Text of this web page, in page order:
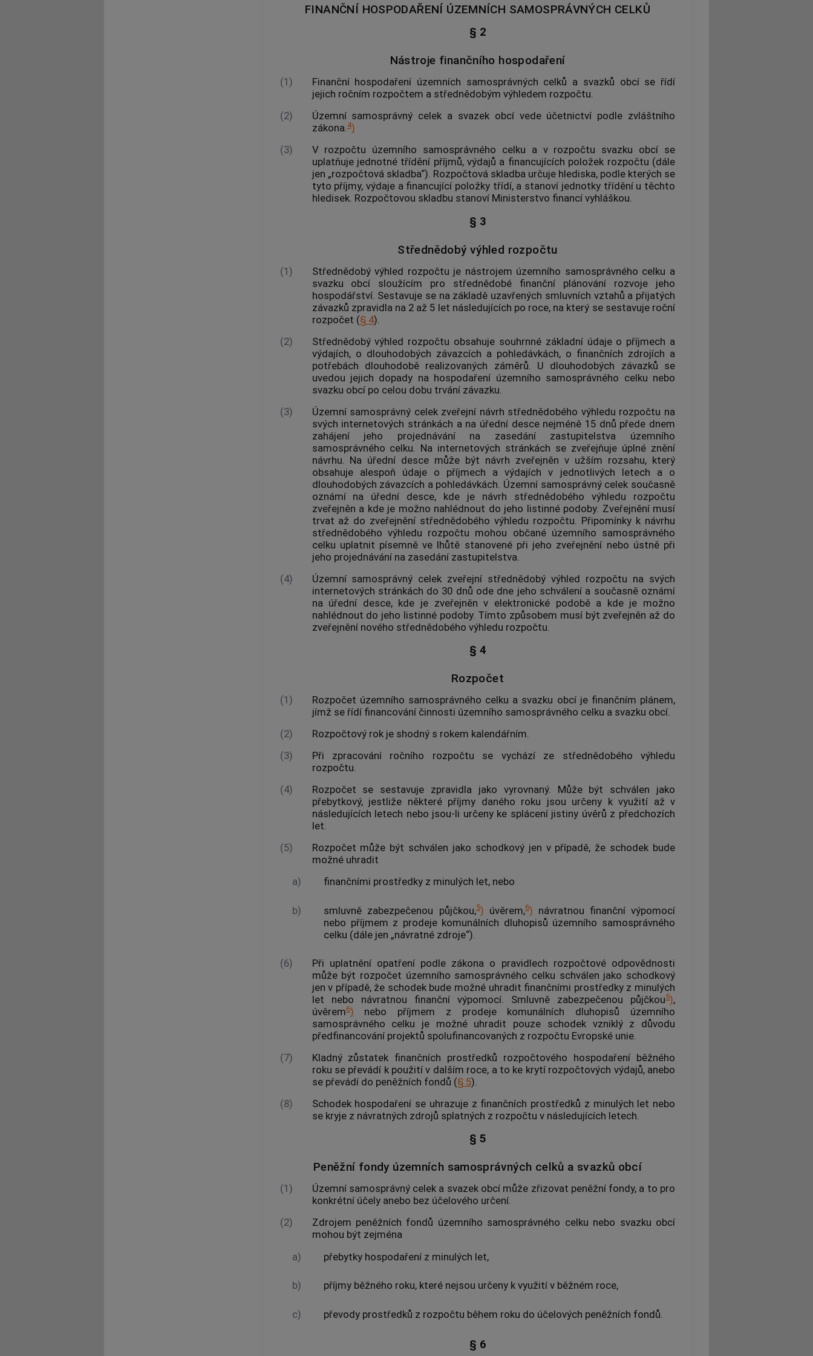
FINANČNÍ HOSPODAŘENÍ ÚZEMNÍCH SAMOSPRÁVNÝCH CELKŮ
§ 2
Nástroje finančního hospodaření
(1) Finanční hospodaření územních samosprávných celků a svazků obcíse řídí
jejich ročním rozpočtem a střednědobým výhledem rozpočtu.
(2)
Územní samosprávný celek a svazek obcívede účetnictví podle zvláštního
zákona.4)
(3)
V rozpočtu územního samosprávného celku a v rozpočtu svazku obcí se
uplatňuje jednotné třídění příjmů, výdajů a financujících položek rozpočtu (dále
jen „rozpočtová skladba“). Rozpočtová skladba určuje hlediska, podle kterých se
tyto příjmy, výdaje a financující položky třídí, a stanoví jednotky třídění u těchto
hledisek. Rozpočtovou skladbu stanoví Ministerstvo financí vyhláškou.
§ 3
Střednědobý výhled rozpočtu
(1)
Střednědobý výhled rozpočtu je nástrojem územního samosprávného celku a
svazku obcí sloužícím pro střednědobé finanční plánování rozvoje jeho
hospodářství. Sestavuje se na základě uzavřených smluvních vztahů a přijatých
závazků zpravidla na 2 až 5 let následujících po roce, na který se sestavuje roční
rozpočet (§ 4).
(2)
Střednědobý výhled rozpočtu obsahuje souhrnné základní údaje o příjmech a
výdajích, o dlouhodobých závazcích a pohledávkách, o finančních zdrojích a
potřebách dlouhodobě realizovaných záměrů. U dlouhodobých závazků se
uvedou jejich dopady na hospodaření územního samosprávného celku nebo
svazku obcípo celou dobu trvání závazku.
(3)
Územní samosprávný celek zveřejní návrh střednědobého výhledu rozpočtu na
svých internetových stránkách a na úřední desce nejméně 15 dnů přede dnem
zahájení jeho projednávání na zasedání zastupitelstva územního
samosprávného celku. Na internetových stránkách se zveřejňuje úplné znění
návrhu. Na úřední desce může být návrh zveřejněn v užším rozsahu, který
obsahuje alespoň údaje o příjmech a výdajích v jednotlivých letech a o
dlouhodobých závazcích a pohledávkách. Územní samosprávný celek současně
oznámí na úřední desce, kde je návrh střednědobého výhledu rozpočtu
zveřejněn a kde je možno nahlédnout do jeho listinné podoby. Zveřejnění musí
trvat až do zveřejnění střednědobého výhledu rozpočtu. Připomínky k návrhu
střednědobého výhledu rozpočtu mohou občané územního samosprávného
celku uplatnit písemně ve lhůtě stanovené při jeho zveřejnění nebo ústně při
jeho projednávání na zasedání zastupitelstva.
(4)
Územní samosprávný celek zveřejní střednědobý výhled rozpočtu na svých
internetových stránkách do 30 dnů ode dne jeho schválení a současně oznámí
na úřední desce, kde je zveřejněn v elektronické podobě a kde je možno
nahlédnout do jeho listinné podoby. Tímto způsobem musí být zveřejněn až do
zveřejnění nového střednědobého výhledu rozpočtu.
§ 4
Rozpočet
(1) Rozpočet územního samosprávného celku a svazku obcíje finančním plánem,
jímž se řídí financování činnosti územního samosprávného celku a svazku obcí.
(2)
Rozpočtový rok je shodný s rokem kalendářním.
(3)
Při zpracování ročního rozpočtu se vychází ze střednědobého výhledu
rozpočtu.
(4)
Rozpočet se sestavuje zpravidla jako vyrovnaný. Může být schválen jako
přebytkový, jestliže některé příjmy daného roku jsou určeny k využití až v
následujících letech nebo jsou-li určeny ke splácení jistiny úvěrů z předchozích
let.
(5)
Rozpočet může být schválen jako schodkový jen v případě, že schodek bude
možné uhradit
a)
finančními prostředky z minulých let, nebo
b) smluvně zabezpečenou půjčkou,5) úvěrem,6) návratnou finanční výpomocí
nebo příjmem z prodeje komunálních dluhopisů územního samosprávného
celku (dále jen „návratné zdroje“).
(6)
Při uplatnění opatření podle zákona o pravidlech rozpočtové odpovědnosti
může být rozpočet územního samosprávného celku schválen jako schodkový
jen v případě, že schodek bude možné uhradit finančními prostředky z minulých
let nebo návratnou finanční výpomocí. Smluvně zabezpečenou půjčkou5),
úvěrem6) nebo příjmem z prodeje komunálních dluhopisů územního
samosprávného celku je možné uhradit pouze schodek vzniklý z důvodu
předfinancování projektů spolufinancovaných z rozpočtu Evropské unie.
(7)
Kladný zůstatek finančních prostředků rozpočtového hospodaření běžného
roku se převádí k použití v dalším roce, a to ke krytí rozpočtových výdajů, anebo
se převádí do peněžních fondů (§ 5).
(8)
Schodek hospodaření se uhrazuje z finančních prostředků z minulých let nebo
se kryje z návratných zdrojů splatných z rozpočtu v následujících letech.
§ 5
Peněžní fondy územních samosprávných celků a svazků obcí
(1) Územní samosprávný celek a svazek obcímůže zřizovat peněžní fondy, a to pro
konkrétní účely anebo bez účelového určení.
(2)
Zdrojem peněžních fondů územního samosprávného celku nebo svazku obcí
mohou být zejména
a)
přebytky hospodaření z minulých let,
b) příjmy běžného roku, které nejsou určeny k využití v běžném roce,
c) převody prostředků z rozpočtu během roku do účelových peněžních fondů.
§ 6